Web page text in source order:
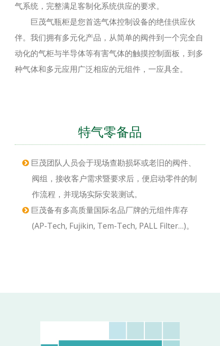
气系统，完整满足客制化系统供应的要求。
巨茂气瓶柜是您首选气体控制设备的绝佳供应伙
伴。我们拥有多元化产品，从简单的阀件到一个完全自
动化的气柜与半导体等有害气体的触摸控制面板，到多
种气体和多元应用广泛相应的元组件，一应具全。
特气零备品
巨茂团队人员会于现场查勘损坏或老旧的阀件、
阀组，接收客户需求暨要求后，便启动零件的制
作流程，并现场实际安装测试。
巨茂备有多高质量国际名品厂牌的元组件库存
(AP-Tech, Fujikin, Tem-Tech, PALL Filter…)。